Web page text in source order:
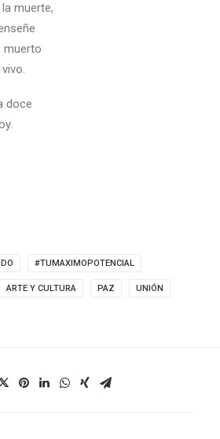
muerte,
muerto
doce
#TUMAXIMOPOTENCIAL
ARTE Y CULTURA PAZ UNIÓN